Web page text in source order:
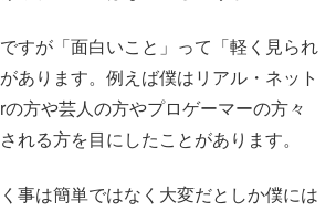
すが「面白いこと」って「軽く見られ
あります。例えば僕はリアル・ネット
方や芸人の方やプロゲーマーの方々
れる方を目にしたことがあります。
事は簡単ではなく大変だとしか僕には